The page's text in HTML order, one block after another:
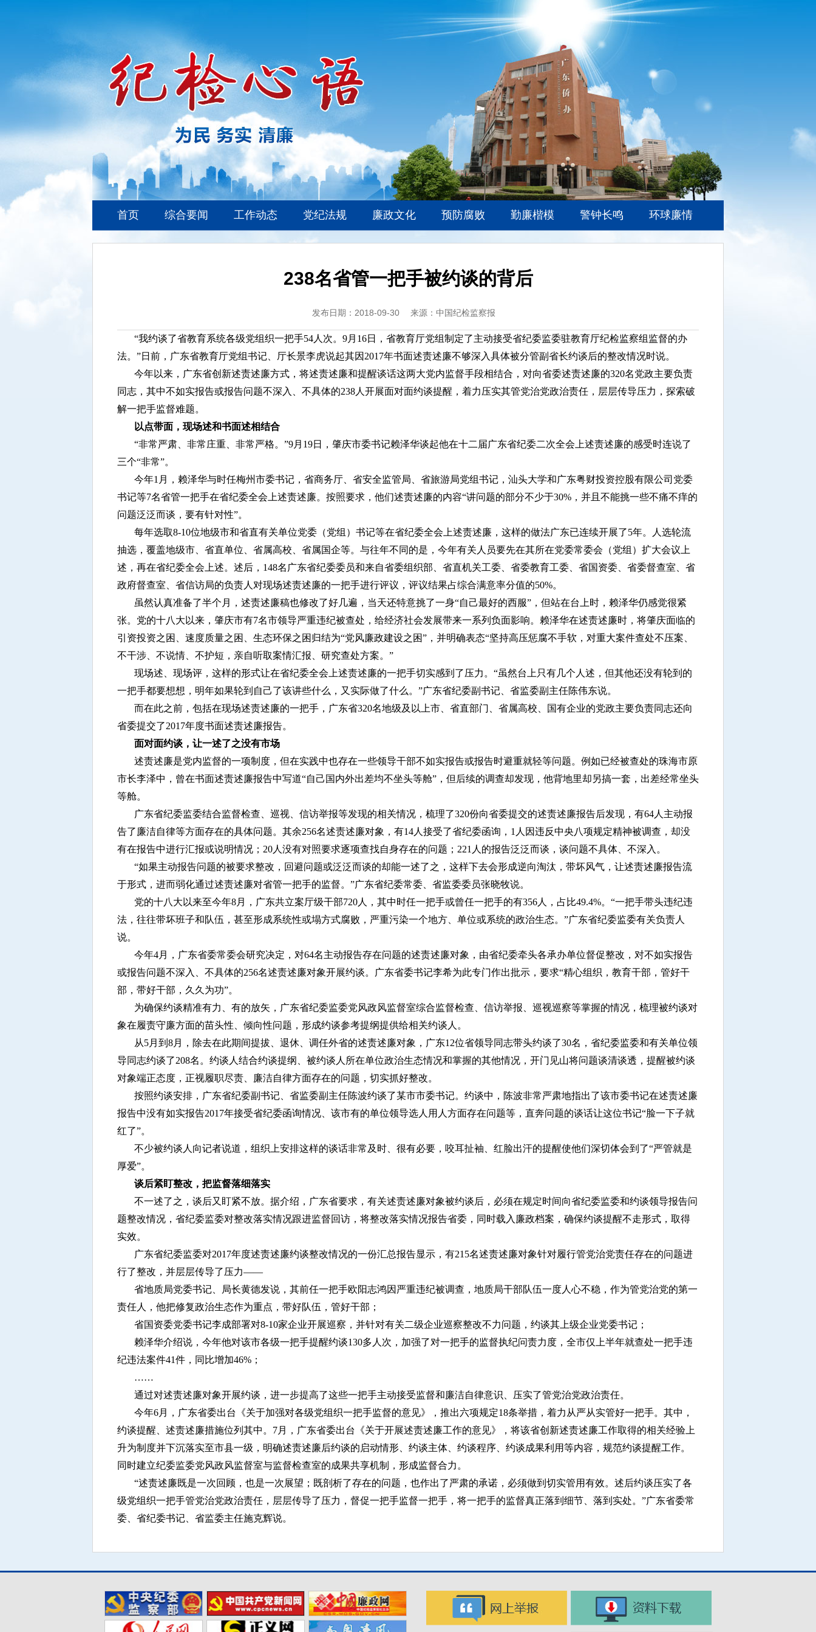
首页 综合要闻 工作动态 党纪法规 廉政文化 预防腐败 勤廉楷模 警钟长鸣 环球廉情
238名省管一把手被约谈的背后
发布日期：2018-09-30 来源：中国纪检监察报
“我约谈了省教育系统各级党组织一把手54人次。9月16日，省教育厅党组制定了主动接受省纪委监委驻教育厅纪检监察组监督的办
法。”日前，广东省教育厅党组书记、厅长景李虎说起其因2017年书面述责述廉不够深入具体被分管副省长约谈后的整改情况时说。
今年以来，广东省创新述责述廉方式，将述责述廉和提醒谈话这两大党内监督手段相结合，对向省委述责述廉的320名党政主要负责
同志，其中不如实报告或报告问题不深入、不具体的238人开展面对面约谈提醒，着力压实其管党治党政治责任，层层传导压力，探索破
解一把手监督难题。
以点带面，现场述和书面述相结合
“非常严肃、非常庄重、非常严格。”9月19日，肇庆市委书记赖泽华谈起他在十二届广东省纪委二次全会上述责述廉的感受时连说了
三个“非常”。
今年1月，赖泽华与时任梅州市委书记，省商务厅、省安全监管局、省旅游局党组书记，汕头大学和广东粤财投资控股有限公司党委
书记等7名省管一把手在省纪委全会上述责述廉。按照要求，他们述责述廉的内容“讲问题的部分不少于30%，并且不能挑一些不痛不痒的
问题泛泛而谈，要有针对性”。
每年选取8-10位地级市和省直有关单位党委（党组）书记等在省纪委全会上述责述廉，这样的做法广东已连续开展了5年。人选轮流
抽选，覆盖地级市、省直单位、省属高校、省属国企等。与往年不同的是，今年有关人员要先在其所在党委常委会（党组）扩大会议上
述，再在省纪委全会上述。述后，148名广东省纪委委员和来自省委组织部、省直机关工委、省委教育工委、省国资委、省委督查室、省
政府督查室、省信访局的负责人对现场述责述廉的一把手进行评议，评议结果占综合满意率分值的50%。
虽然认真准备了半个月，述责述廉稿也修改了好几遍，当天还特意挑了一身“自己最好的西服”，但站在台上时，赖泽华仍感觉很紧
张。党的十八大以来，肇庆市有7名市领导严重违纪被查处，给经济社会发展带来一系列负面影响。赖泽华在述责述廉时，将肇庆面临的
引资投资之困、速度质量之困、生态环保之困归结为“党风廉政建设之困”，并明确表态“坚持高压惩腐不手软，对重大案件查处不压案、
不干涉、不说情、不护短，亲自听取案情汇报、研究查处方案。”
现场述、现场评，这样的形式让在省纪委全会上述责述廉的一把手切实感到了压力。“虽然台上只有几个人述，但其他还没有轮到的
一把手都要想想，明年如果轮到自己了该讲些什么，又实际做了什么。”广东省纪委副书记、省监委副主任陈伟东说。
而在此之前，包括在现场述责述廉的一把手，广东省320名地级及以上市、省直部门、省属高校、国有企业的党政主要负责同志还向
省委提交了2017年度书面述责述廉报告。
面对面约谈，让一述了之没有市场
述责述廉是党内监督的一项制度，但在实践中也存在一些领导干部不如实报告或报告时避重就轻等问题。例如已经被查处的珠海市原
市长李泽中，曾在书面述责述廉报告中写道“自己国内外出差均不坐头等舱”，但后续的调查却发现，他背地里却另搞一套，出差经常坐头
等舱。
广东省纪委监委结合监督检查、巡视、信访举报等发现的相关情况，梳理了320份向省委提交的述责述廉报告后发现，有64人主动报
告了廉洁自律等方面存在的具体问题。其余256名述责述廉对象，有14人接受了省纪委函询，1人因违反中央八项规定精神被调查，却没
有在报告中进行汇报或说明情况；20人没有对照要求逐项查找自身存在的问题；221人的报告泛泛而谈，谈问题不具体、不深入。
“如果主动报告问题的被要求整改，回避问题或泛泛而谈的却能一述了之，这样下去会形成逆向淘汰，带坏风气，让述责述廉报告流
于形式，进而弱化通过述责述廉对省管一把手的监督。”广东省纪委常委、省监委委员张晓牧说。
党的十八大以来至今年8月，广东共立案厅级干部720人，其中时任一把手或曾任一把手的有356人，占比49.4%。“一把手带头违纪违
法，往往带坏班子和队伍，甚至形成系统性或塌方式腐败，严重污染一个地方、单位或系统的政治生态。”广东省纪委监委有关负责人
说。
今年4月，广东省委常委会研究决定，对64名主动报告存在问题的述责述廉对象，由省纪委牵头各承办单位督促整改，对不如实报告
或报告问题不深入、不具体的256名述责述廉对象开展约谈。广东省委书记李希为此专门作出批示，要求“精心组织，教育干部，管好干
部，带好干部，久久为功”。
为确保约谈精准有力、有的放矢，广东省纪委监委党风政风监督室综合监督检查、信访举报、巡视巡察等掌握的情况，梳理被约谈对
象在履责守廉方面的苗头性、倾向性问题，形成约谈参考提纲提供给相关约谈人。
从5月到8月，除去在此期间提拔、退休、调任外省的述责述廉对象，广东12位省领导同志带头约谈了30名，省纪委监委和有关单位领
导同志约谈了208名。约谈人结合约谈提纲、被约谈人所在单位政治生态情况和掌握的其他情况，开门见山将问题谈清谈透，提醒被约谈
对象端正态度，正视履职尽责、廉洁自律方面存在的问题，切实抓好整改。
按照约谈安排，广东省纪委副书记、省监委副主任陈波约谈了某市市委书记。约谈中，陈波非常严肃地指出了该市委书记在述责述廉
报告中没有如实报告2017年接受省纪委函询情况、该市有的单位领导选人用人方面存在问题等，直奔问题的谈话让这位书记“脸一下子就
红了”。
不少被约谈人向记者说道，组织上安排这样的谈话非常及时、很有必要，咬耳扯袖、红脸出汗的提醒使他们深切体会到了“严管就是
厚爱”。
谈后紧盯整改，把监督落细落实
不一述了之，谈后又盯紧不放。据介绍，广东省要求，有关述责述廉对象被约谈后，必须在规定时间向省纪委监委和约谈领导报告问
题整改情况，省纪委监委对整改落实情况跟进监督回访，将整改落实情况报告省委，同时载入廉政档案，确保约谈提醒不走形式，取得
实效。
广东省纪委监委对2017年度述责述廉约谈整改情况的一份汇总报告显示，有215名述责述廉对象针对履行管党治党责任存在的问题进
行了整改，并层层传导了压力——
省地质局党委书记、局长黄德发说，其前任一把手欧阳志鸿因严重违纪被调查，地质局干部队伍一度人心不稳，作为管党治党的第一
责任人，他把修复政治生态作为重点，带好队伍，管好干部；
省国资委党委书记李成部署对8-10家企业开展巡察，并针对有关二级企业巡察整改不力问题，约谈其上级企业党委书记；
赖泽华介绍说，今年他对该市各级一把手提醒约谈130多人次，加强了对一把手的监督执纪问责力度，全市仅上半年就查处一把手违
纪违法案件41件，同比增加46%；
……
通过对述责述廉对象开展约谈，进一步提高了这些一把手主动接受监督和廉洁自律意识、压实了管党治党政治责任。
今年6月，广东省委出台《关于加强对各级党组织一把手监督的意见》，推出六项规定18条举措，着力从严从实管好一把手。其中，
约谈提醒、述责述廉措施位列其中。7月，广东省委出台《关于开展述责述廉工作的意见》，将该省创新述责述廉工作取得的相关经验上
升为制度并下沉落实至市县一级，明确述责述廉后约谈的启动情形、约谈主体、约谈程序、约谈成果利用等内容，规范约谈提醒工作。
同时建立纪委监委党风政风监督室与监督检查室的成果共享机制，形成监督合力。
“述责述廉既是一次回顾，也是一次展望；既剖析了存在的问题，也作出了严肃的承诺，必须做到切实管用有效。述后约谈压实了各
级党组织一把手管党治党政治责任，层层传导了压力，督促一把手监督一把手，将一把手的监督真正落到细节、落到实处。”广东省委常
委、省纪委书记、省监委主任施克辉说。